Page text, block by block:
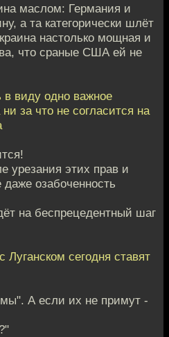
маслом: Германия и
а та категорически шлёт
настолько мощная и
что сраные США ей не
виду одно важное
за что не согласится на
урезания этих прав и
озабоченность
на беспрецедентный шаг
сегодня ставят
А если их не примут -